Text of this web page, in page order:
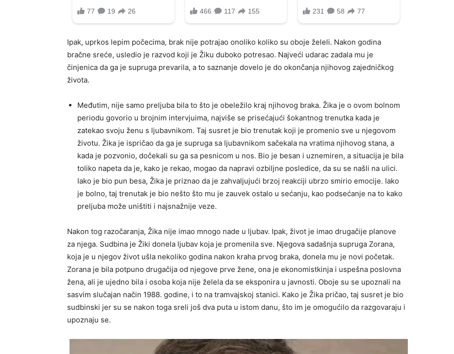
Ipak, uprkos lepim počecima, brak nije potrajao onoliko koliko su oboje želeli. Nakon godina
bračne sreće, usledio je razvod koji je Žiku duboko potresao. Najveći udarac zadala mu je
činjenica da ga je supruga prevarila, a to saznanje dovelo je do okončanja njihovog zajedničkog
života.
Međutim, nije samo preljuba bila to što je obeležilo kraj njihovog braka. Žika je o ovom bolnom
periodu govorio u brojnim intervjuima, najviše se prisećajući šokantnog trenutka kada je
zatekao svoju ženu s ljubavnikom. Taj susret je bio trenutak koji je promenio sve u njegovom
životu. Žika je ispričao da ga je supruga sa ljubavnikom sačekala na vratima njihovog stana, a
kada je pozvonio, dočekali su ga sa pesnicom u nos. Bio je besan i uznemiren, a situacija je bila
toliko napeta da je, kako je rekao, mogao da napravi ozbiljne posledice, da su se našli na ulici.
Iako je bio pun besa, Žika je priznao da je zahvaljujući brzoj reakciji ubrzo smirio emocije. Iako
je bolno, taj trenutak je bio nešto što mu je zauvek ostalo u sećanju, kao podsećanje na to kako
preljuba može uništiti i najsnažnije veze.
Nakon tog razočaranja, Žika nije imao mnogo nade u ljubav. Ipak, život je imao drugačije planove
za njega. Sudbina je Žiki donela ljubav koja je promenila sve. Njegova sadašnja supruga Zorana,
koja je u njegov život ušla nekoliko godina nakon kraha prvog braka, donela mu je novi početak.
Zorana je bila potpuno drugačija od njegove prve žene, ona je ekonomistkinja i uspešna poslovna
žena, ali je ujedno bila i osoba koja nije želela da se eksponira u javnosti. Oboje su se upoznali na
sasvim slučajan način 1988. godine, i to na tramvajskoj stanici. Kako je Žika pričao, taj susret je bio
sudbinski jer su se nakon toga sreli još dva puta u istom danu, što im je omogućilo da razgovaraju i
upoznaju se.